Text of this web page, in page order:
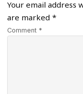
Your email address
are marked *
Comment *